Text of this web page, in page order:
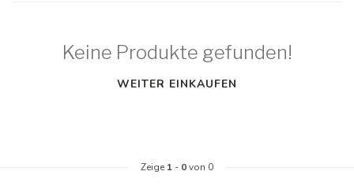
Keine Produkte gefunden!
WEITER EINKAUFEN
Zeige 1 - 0von 0